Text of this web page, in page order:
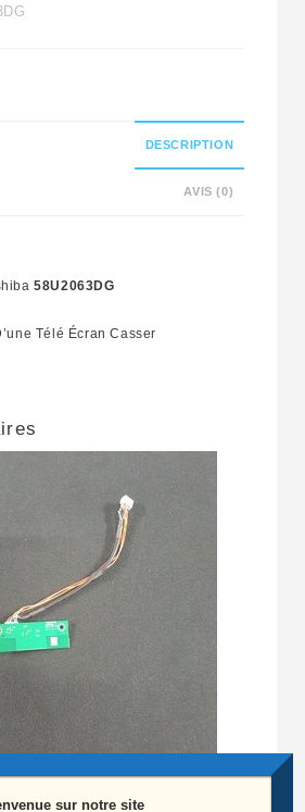
DESCRIPTION
AVIS (0)
58U2063DG
Télé Écran Casser
sur notre site